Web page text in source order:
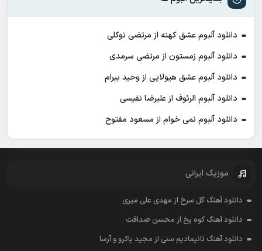
دانلود آلبوم عشق کهنه از مرتضی توکلی
دانلود آلبوم زمستون از مرتضی سرمدی
دانلود آلبوم عشق هیولایی از وحید بیرام
دانلود آلبوم الرئوف از علیرضا نفیسی
دانلود آلبوم نمی خوام از مسعود مفتوح
موزیک ایرانی
دانلود آهنگ گل سرخ از مهدی علی میری
دانلود آهنگ کوه یخ از محسن صداقت
دانلود آهنگ تانیمادیم سنی از مجید پاکرو و آرسا